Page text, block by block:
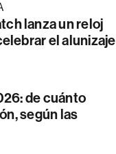
lanza un reloj
el alunizaje
de cuánto
según las